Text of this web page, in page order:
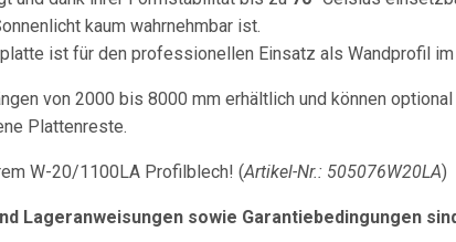
kaum wahrnehmbar ist.
ist für den professionellen Einsatz als Wandprofil im
von 2000 bis 8000 mm erhältlich und können
Plattenreste.
W-20/1100LA Profilblech! (Artikel-Nr.: 505076W20LA)
Lageranweisungen sowie Garantiebedingungen